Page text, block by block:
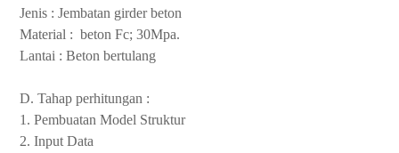
Jenis : Jembatan girder beton
Material : beton Fc; 30Mpa.
Lantai : Beton bertulang
D. Tahap perhitungan :
1. Pembuatan Model Struktur
2. Input Data